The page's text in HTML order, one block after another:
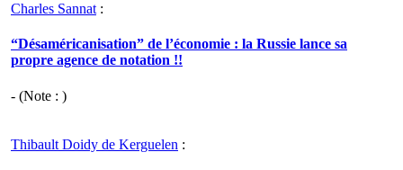
Charles Sannat :
“Désaméricanisation” de l’économie : la Russie lance sa
propre agence de notation !!
- (Note : )
Thibault Doidy de Kerguelen :